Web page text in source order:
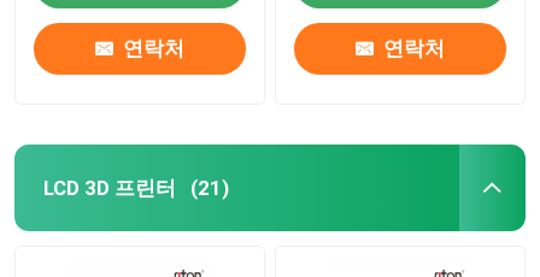
연락처 연락처
LCD 3D 프린터 (21)